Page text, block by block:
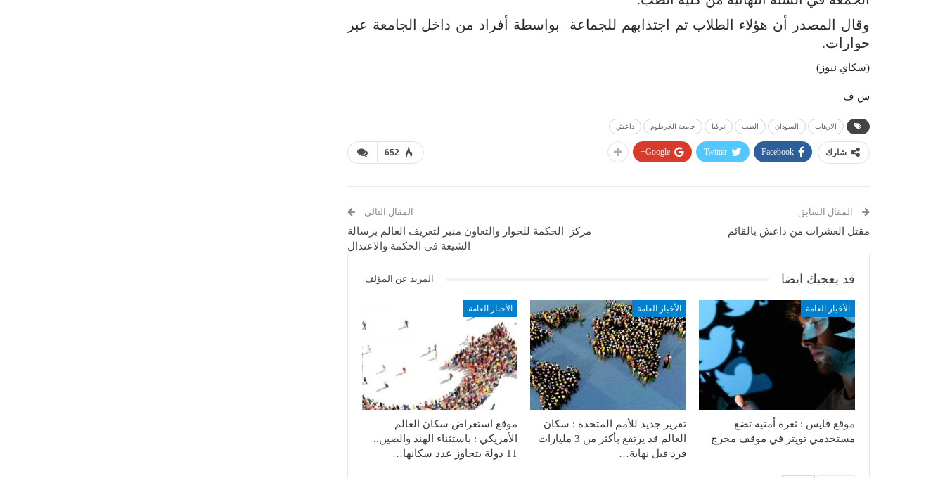
وقال المصدر أن هؤلاء الطلاب تم اجتذابهم للجماعة بواسطة أفراد من داخل الجامعة عبر
حوارات.
(سكاي نيوز)
س ف
الارهاب السودان الطب تركيا جامعة الخرطوم داعش
652 شارك Facebook
Twitter
Google+
المقال السابق
مقتل العشرات من داعش بالقائم
المقال التالي
مركز الحكمة للحوار والتعاون منبر لتعريف العالم برسالة
الشيعة في الحكمة والاعتدال
قد يعجبك ايضا المزيد عن المؤلف
الأخبار العامة
موقع فايس : ثغرة أمنية تضع
مستخدمي تويتر في موقف محرج
الأخبار العامة
تقرير جديد للأمم المتحدة : سكان
العالم قد يرتفع بأكثر من 3 مليارات
فرد قبل نهاية…
الأخبار العامة
موقع استعراض سكان العالم
الأمريكي : باستثناء الهند والصين..
11 دولة يتجاوز عدد سكانها…